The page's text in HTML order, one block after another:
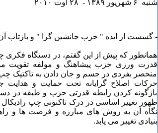
شنبه ۶ شهريور ۱٣٨۹ - ۲٨ اوت ۲۰۱۰
- گسست از ایده " حزب جانشین گرا " و بازتاب آن
همانطور که پیش از این گفتم، در دستگاه فکری
قدرت ورزی حزب پیشاهنگ و مولفه تقویت
منحصر بفردی در جسم و جان دادن به تاکتیک چپ
حرکات اصلاح گرایانه تحت حمایت و هدایت
باژگونه کردن رابطه قدرتی حزب و طبقه در
ظهور تغییر اساسی در درک تاکنونی چپ
نگاه آن به روش های مبارزه و فرصت ها و
بنیادی تغییر می یابد.